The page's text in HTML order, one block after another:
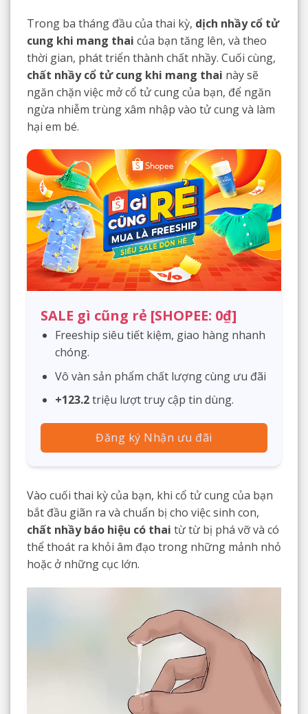
Trong ba tháng đầu của thai kỳ, dịch nhầy cổ tử
cung khi mang thai của bạn tăng lên, và theo
thời gian, phát triển thành chất nhầy. Cuối cùng,
chất nhầy cổ tử cung khi mang thai này sẽ
ngăn chặn việc mở cổ tử cung của bạn, để ngăn
ngừa nhiễm trùng xâm nhập vào tử cung và làm
hại em bé.
SALE gì cũng rẻ [SHOPEE: 0₫]
Freeship siêu tiết kiệm, giao hàng nhanh
chóng.
Vô vàn sản phẩm chất lượng cùng ưu đãi
+123.2triệu lượt truy cập tin dùng.
Đăng ký Nhận ưu đãi
Vào cuối thai kỳ của bạn, khi cổ tử cung của bạn
bắt đầu giãn ra và chuẩn bị cho việc sinh con,
chất nhầy báo hiệu có thai từ từ bị phá vỡ và có
thể thoát ra khỏi âm đạo trong những mảnh nhỏ
hoặc ở những cục lớn.